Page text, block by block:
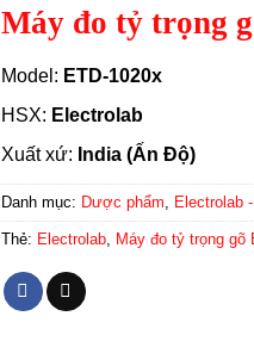
Máy đo tỷ trọng
Model: ETD-1020x
HSX: Electrolab
Xuất xứ: India (Ấn Độ)
Danh mục: Dược phẩm Electrolab
Thẻ: Electrolab Máy đo tỷ trọng gõ